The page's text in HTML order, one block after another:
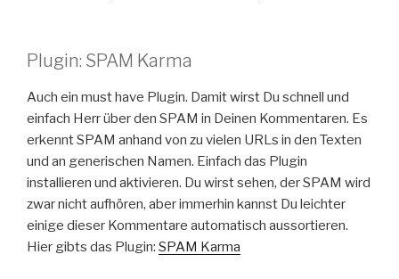
Plugin: SPAM Karma
Auch ein must have Plugin. Damit wirst Du schnell und
einfach Herr über den SPAM in Deinen Kommentaren. Es
erkennt SPAM anhand von zu vielen URLs in den Texten
und an generischen Namen. Einfach das Plugin
installieren und aktivieren. Du wirst sehen, der SPAM wird
zwar nicht aufhören, aber immerhin kannst Du leichter
einige dieser Kommentare automatisch aussortieren.
Hier gibts das Plugin: SPAM Karma